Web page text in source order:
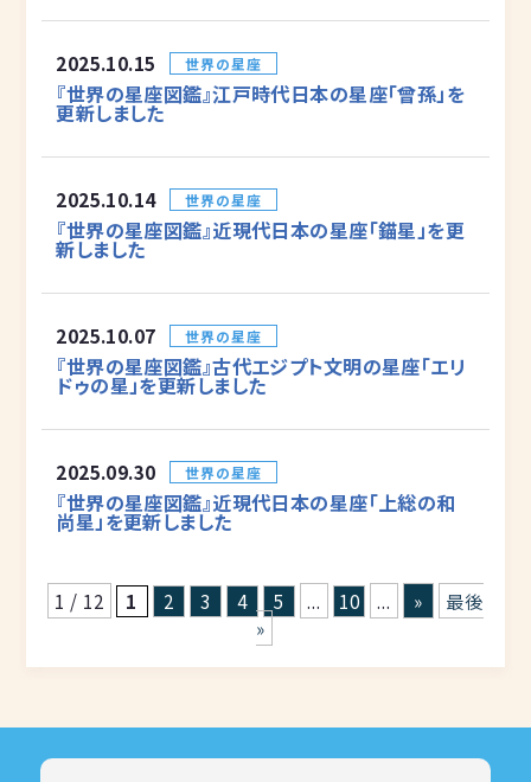
2025.10.15 世界の星座
『世界の星座図鑑』江戸時代日本の星座「曾孫」を
更新しました
2025.10.14 世界の星座
『世界の星座図鑑』近現代日本の星座「錨星」を更
新しました
2025.10.07 世界の星座
『世界の星座図鑑』古代エジプト文明の星座「エリ
ドゥの星」を更新しました
2025.09.30 世界の星座
『世界の星座図鑑』近現代日本の星座「上総の和
尚星」を更新しました
1 / 12 1 2 3 4 5 ... 10 ... »
最後
»